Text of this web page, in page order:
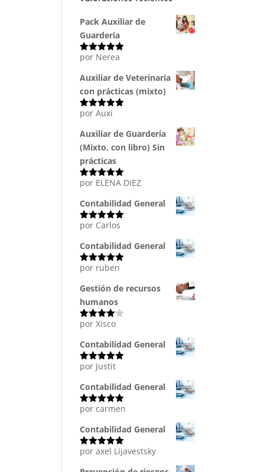
Pack Auxiliar de
Guarderia
Valorado
por Nerea
Auxiliar de Veterinaria
con prácticas (mixto)
Valorado
por Auxi
Auxiliar de Guardería
(Mixto, con libro) Sin
prácticas
Valorado
por ELENA DIEZ
Contabilidad General
Valorado
por Carlos
Contabilidad General
Valorado
por ruben
Gestión de recursos
humanos
Valorado
5
por Xisco
Contabilidad General
Valorado
por Justit
Contabilidad General
Valorado
por carmen
Contabilidad General
Valorado
por axel Lijavestsky